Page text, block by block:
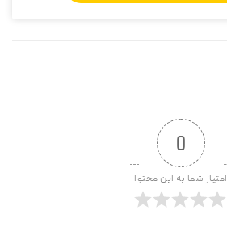
0
امتیاز شما به این محتوا